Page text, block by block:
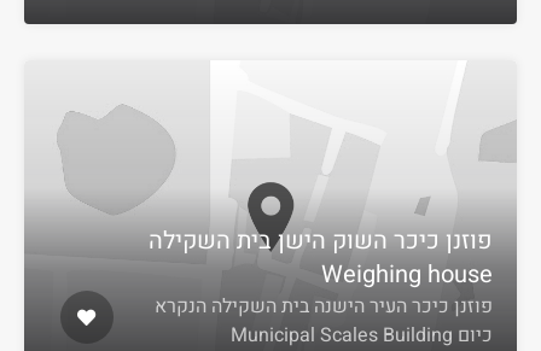
פוזנן כיכר השוק הישן בית השקילה
Weighing house
פוזנן כיכר העיר הישנה בית השקילה הנקרא
כיום Municipal Scales Building